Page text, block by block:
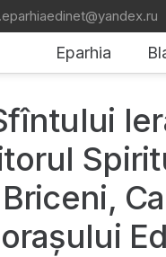
Eparhia